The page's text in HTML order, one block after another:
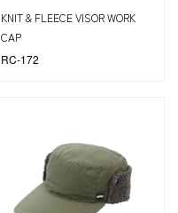
KNIT & FLEECE VISOR WORK
CAP
RC-172